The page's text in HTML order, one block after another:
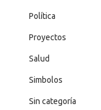
Política
Proyectos
Salud
Simbolos
Sin categoría